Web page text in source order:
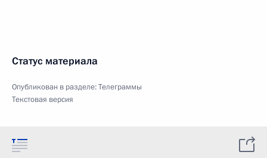
Статус материала
Опубликован в разделе:Телеграммы
Текстовая версия